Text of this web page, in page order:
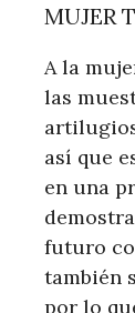
MUJER
A la
las
así que
en una
futuro
también
por lo